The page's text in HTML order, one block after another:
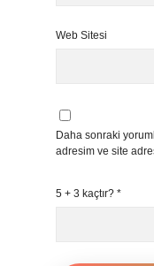
Web Sitesi
Daha sonraki
adresim ve site
5 + 3 kaçtır? *